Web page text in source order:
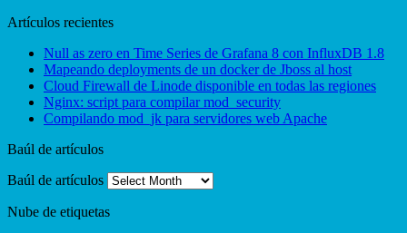
Artículos recientes
Null as zero en Time Series de Grafana 8 con InfluxDB 1.8
Mapeando deployments de un docker de Jboss al host
Cloud Firewall de Linode disponible en todas las regiones
Nginx: script para compilar mod_security
Compilando mod_jk para servidores web Apache
Baúl de artículos
Baúl de artículos
Nube de etiquetas